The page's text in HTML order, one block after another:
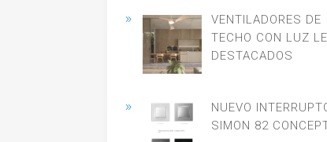
VENTILADORES DE
TECHO CON LUZ
DESTACADOS
NUEVO
SIMON 82